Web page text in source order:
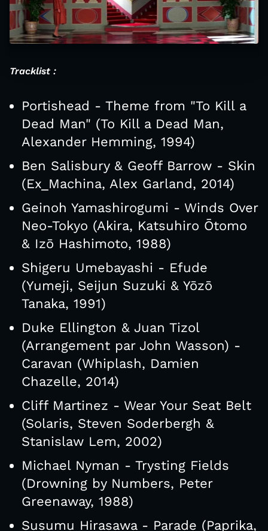
Tracklist :
Portishead - Theme from "To Kill a
Dead Man" (To Kill a Dead Man,
Alexander Hemming, 1994)
Ben Salisbury & Geoff Barrow - Skin
(Ex_Machina, Alex Garland, 2014)
Geinoh Yamashirogumi - Winds Over
Neo-Tokyo (Akira, Katsuhiro Ōtomo
& Izō Hashimoto, 1988)
Shigeru Umebayashi - Efude
(Yumeji, Seijun Suzuki & Yōzō
Tanaka, 1991)
Duke Ellington & Juan Tizol
(Arrangement par John Wasson) -
Caravan (Whiplash, Damien
Chazelle, 2014)
Cliff Martinez - Wear Your Seat Belt
(Solaris, Steven Soderbergh &
Stanislaw Lem, 2002)
Michael Nyman - Trysting Fields
(Drowning by Numbers, Peter
Greenaway, 1988)
Susumu Hirasawa - Parade (Paprika,